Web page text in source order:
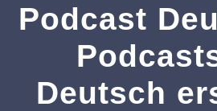
Podcast
Deutsch